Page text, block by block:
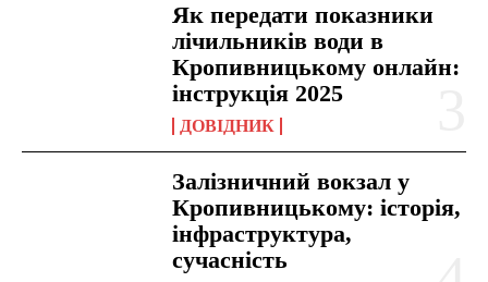
Як передати показники
лічильників води в
Кропивницькому онлайн:
інструкція 2025
ДОВІДНИК
Залізничний вокзал у
Кропивницькому: історія,
інфраструктура,
сучасність